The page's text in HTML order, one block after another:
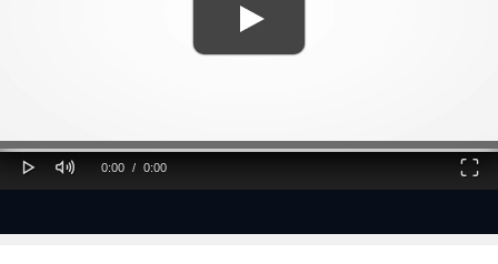
Play Mute
Current
0:00 /
Duration
0:00
Fullscreen